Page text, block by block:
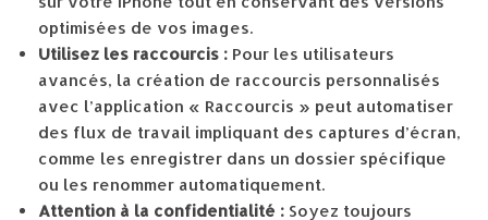
optimisées de vos images.
Utilisez les raccourcis : Pour les utilisateurs
avancés, la création de raccourcis personnalisés
avec l’application « Raccourcis » peut automatiser
des flux de travail impliquant des captures d’écran,
comme les enregistrer dans un dossier spécifique
ou les renommer automatiquement.
Attention à la confidentialité : Soyez toujours